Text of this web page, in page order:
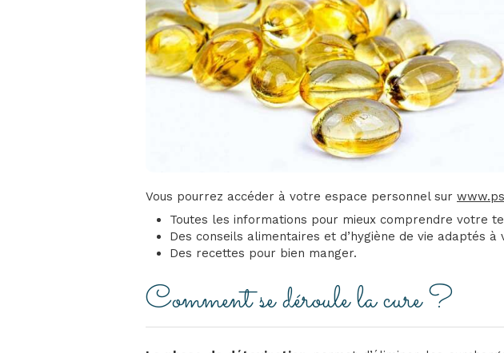
Vous pourrez accéder à votre espace personnel sur
Toutes les informations pour mieux comprendre votre
Des conseils alimentaires et d’hygiène de vie adaptés
Des recettes pour bien manger.
Comment se déroule la cure ?